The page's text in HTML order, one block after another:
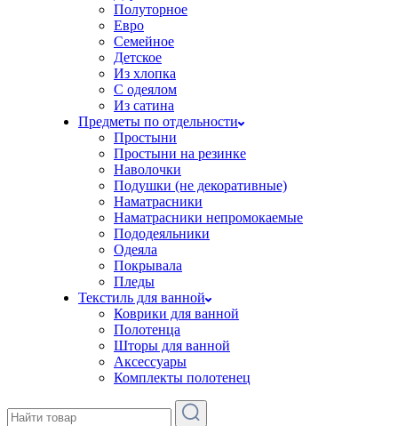
Полуторное
Евро
Семейное
Детское
Из хлопка
С одеялом
Из сатина
Предметы по отдельности
Простыни
Простыни на резинке
Наволочки
Подушки (не декоративные)
Наматрасники
Наматрасники непромокаемые
Пододеяльники
Одеяла
Покрывала
Пледы
Текстиль для ванной
Коврики для ванной
Полотенца
Шторы для ванной
Аксессуары
Комплекты полотенец